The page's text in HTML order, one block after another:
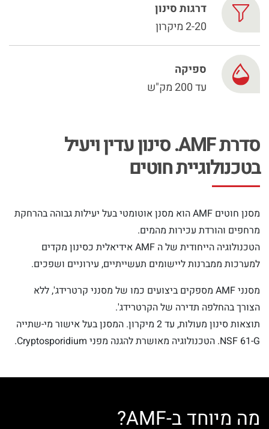
דרגות סינון
2-20 מיקרון
ספיקה
עד 200 מק"ש
סדרת AMF. סינון עדין ויעיל
בטכנולוגיית חוטים
מסנן חוטים AMF הוא מסנן אוטומטי בעל יעילות גבוהה בהרחקת
מרחפים והורדת עכירות מהמים.
הטכנולוגיה הייחודית של ה AMF אידיאלית כסינון מקדים
למערכות ממברנות ליישומים תעשייתיים, עירוניים ושפכים.
מסנני AMF מספקים ביצועים כמו של מסנני קרטרידג', ללא
הצורך בהחלפה תדירה של הקרטרידג'.
תוצאות סינון מעולות, עד 2 מיקרון. המסנן בעל אישור מי-שתייה
NSF 61-G. הטכנולוגיה מאושרת להגנה מפני Cryptosporidium.
מה מיוחד ב-AMF?